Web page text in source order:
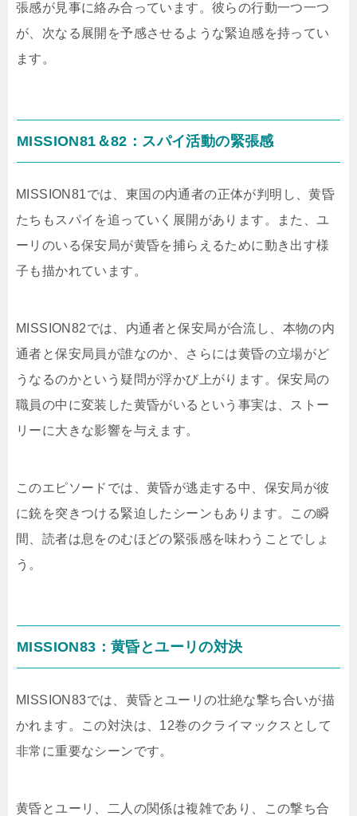
張感が見事に絡み合っています。彼らの行動一つ一つ
が、次なる展開を予感させるような緊迫感を持ってい
ます。
MISSION81＆82：スパイ活動の緊張感
MISSION81では、東国の内通者の正体が判明し、黄昏
たちもスパイを追っていく展開があります。また、ユ
ーリのいる保安局が黄昏を捕らえるために動き出す様
子も描かれています。
MISSION82では、内通者と保安局が合流し、本物の内
通者と保安局員が誰なのか、さらには黄昏の立場がど
うなるのかという疑問が浮かび上がります。保安局の
職員の中に変装した黄昏がいるという事実は、ストー
リーに大きな影響を与えます。
このエピソードでは、黄昏が逃走する中、保安局が彼
に銃を突きつける緊迫したシーンもあります。この瞬
間、読者は息をのむほどの緊張感を味わうことでしょ
う。
MISSION83：黄昏とユーリの対決
MISSION83では、黄昏とユーリの壮絶な撃ち合いが描
かれます。この対決は、12巻のクライマックスとして
非常に重要なシーンです。
黄昏とユーリ、二人の関係は複雑であり、この撃ち合